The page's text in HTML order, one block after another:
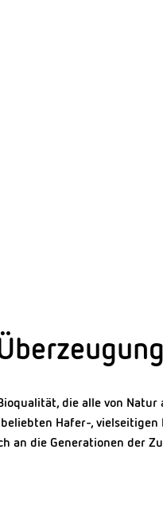
die alle von
Hafer-,
die Generationen der